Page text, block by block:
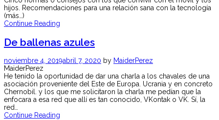
hijos. Recomendaciones para una relación sana con la tecnología
(más…)
Continue Reading
De ballenas azules
noviembre 4, 2019abril 7, 2020 by MaiderPerez
MaiderPerez
He tenido la oportunidad de dar una charla a los chavales de una
asociación proveniente del Este de Europa. Ucrania y en concreto
Chernobil. y los que me solicitaron la charla me pedían que la
enfocara a esa red que allí es tan conocido, VKontak o VK. Sí, la
red…
Continue Reading